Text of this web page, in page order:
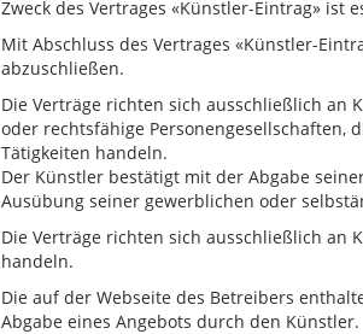
Zweck des Vertrages «Künstler-Eintrag» ist
Mit Abschluss des Vertrages «Künstler-
abzuschließen.
Die Verträge richten sich ausschließlich an
oder rechtsfähige Personengesellschaften,
Tätigkeiten handeln.
Der Künstler bestätigt mit der Abgabe
Ausübung seiner gewerblichen oder
Die Verträge richten sich ausschließlich an
handeln.
Die auf der Webseite des Betreibers
Abgabe eines Angebots durch den Künstler.